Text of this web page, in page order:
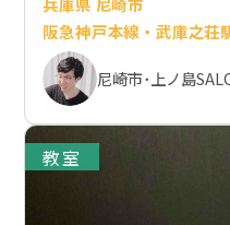
阪急神戸本線・武庫之荘
尼崎市･上ノ島
教室